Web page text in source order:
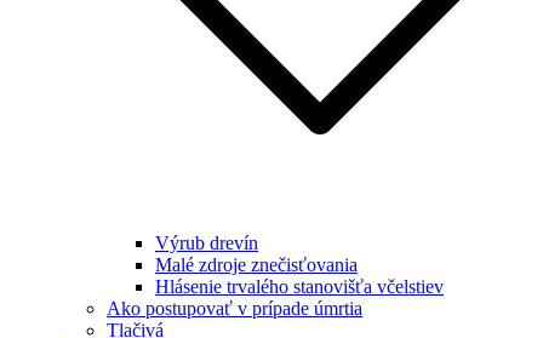
Výrub drevín
Malé zdroje znečisťovania
Hlásenie trvalého stanovišťa včelstiev
Ako postupovať v prípade úmrtia
Tlačivá